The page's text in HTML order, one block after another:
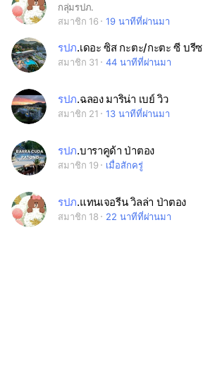
กลุ่มรปภ.
สมาชิก 16
19 นาทีที่ผ่านมา
รปภ.เดอะ ซิส กะตะ/กะตะ ซี บรีซ
สมาชิก 31 44 นาทีที่ผ่านมา
รปภ.ฉลอง มาริน่า เบย์ วิว
สมาชิก 21 13 นาทีที่ผ่านมา
รปภ.บาราคูด้า ป่าตอง
สมาชิก 19 เมื่อสักครู่
รปภ.แทนเจอรีน วิลล่า ป่าตอง
สมาชิก 18 22 นาทีที่ผ่านมา